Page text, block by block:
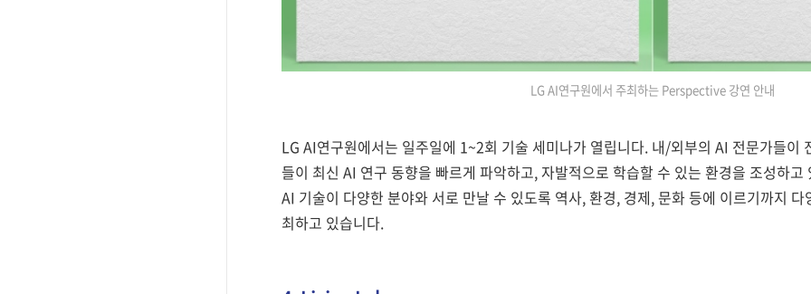
LG AI연구원에서 주최하는 Perspective 강연 안내
LG AI연구원에서는 일주일에 1~2회 기술 세미나가 열립니다. 내/외부의 AI 전문가들이
들이 최신 AI 연구 동향을 빠르게 파악하고, 자발적으로 학습할 수 있는 환경을 조성하
AI 기술이 다양한 분야와 서로 만날 수 있도록 역사, 환경, 경제, 문화 등에 이르기까지
최하고 있습니다.